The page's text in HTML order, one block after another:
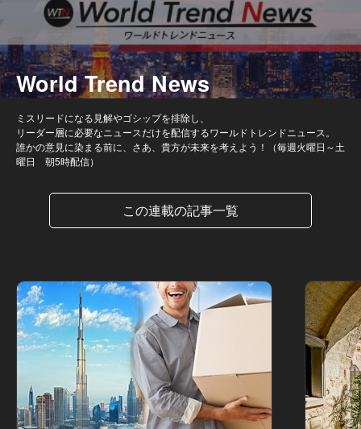
World Trend News
ミスリードになる見解やゴシップを排除し、
リーダー層に必要なニュースだけを配信するワールドトレンドニュース。
誰かの意見に染まる前に、さあ、貴方が未来を考えよう！（毎週火曜日～土
曜日 朝5時配信）
この連載の記事一覧